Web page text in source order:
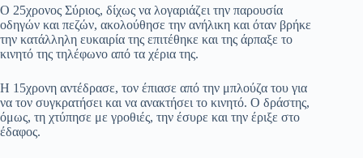
Ο 25χρονος Σύριος, δίχως να λογαριάζει την παρουσία
οδηγών και πεζών, ακολούθησε την ανήλικη και όταν βρήκε
την κατάλληλη ευκαιρία της επιτέθηκε και της άρπαξε το
κινητό της τηλέφωνο από τα χέρια της.
Η 15χρονη αντέδρασε, τον έπιασε από την μπλούζα του για
να τον συγκρατήσει και να ανακτήσει το κινητό. O δράστης,
όμως, τη χτύπησε με γροθιές, την έσυρε και την έριξε στο
έδαφος.